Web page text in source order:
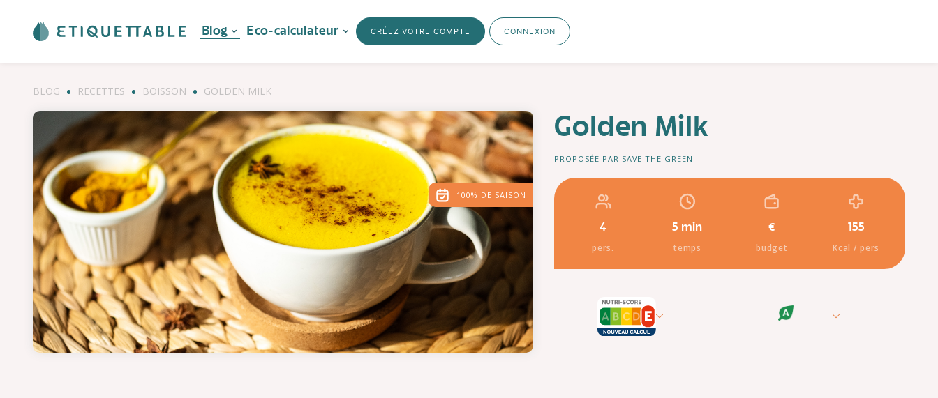
Blog Eco-calculateur CRÉEZ VOTRE COMPTE CONNEXION
BLOG RECETTES BOISSON GOLDEN MILK
100% DE SAISON
Golden Milk
PROPOSÉE PAR SAVE THE GREEN
4
pers.
5 min
temps
€
budget
155
Kcal / pers